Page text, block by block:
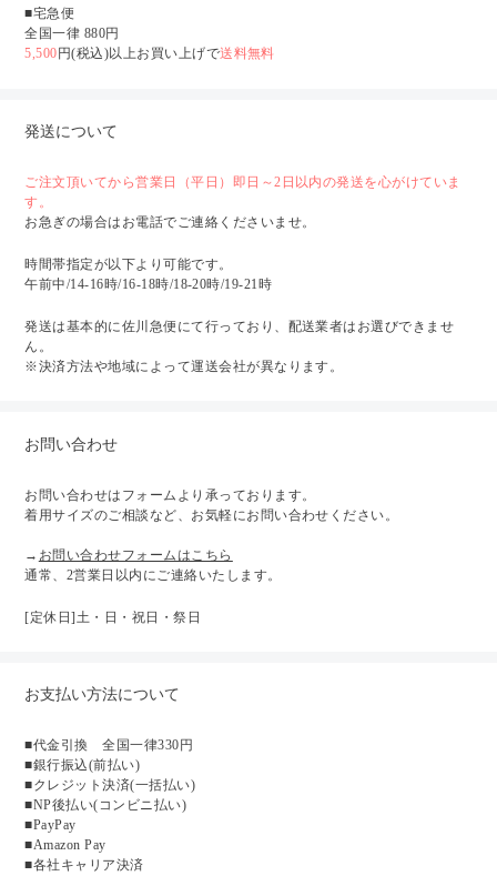
■宅急便
全国一律 880円
5,500 円(税込)以上お買い上げで送料無料
発送について
ご注文頂いてから営業日（平日）即日～2日以内の発送を心がけていま
す。
お急ぎの場合はお電話でご連絡くださいませ。
時間帯指定が以下より可能です。
午前中/14-16時/16-18時/18-20時/19-21時
発送は基本的に佐川急便にて行っており、配送業者はお選びできませ
ん。
※決済方法や地域によって運送会社が異なります。
お問い合わせ
お問い合わせはフォームより承っております。
着用サイズのご相談など、お気軽にお問い合わせください。
→ お問い合わせフォームはこちら
通常、2営業日以内にご連絡いたします。
[定休日]土・日・祝日・祭日
お支払い方法について
■代金引換 全国一律330円
■銀行振込(前払い)
■クレジット決済(一括払い)
■NP後払い(コンビニ払い)
■PayPay
■Amazon Pay
■各社キャリア決済